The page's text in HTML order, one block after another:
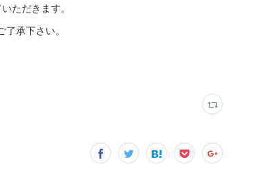
ただきます。
承下さい。